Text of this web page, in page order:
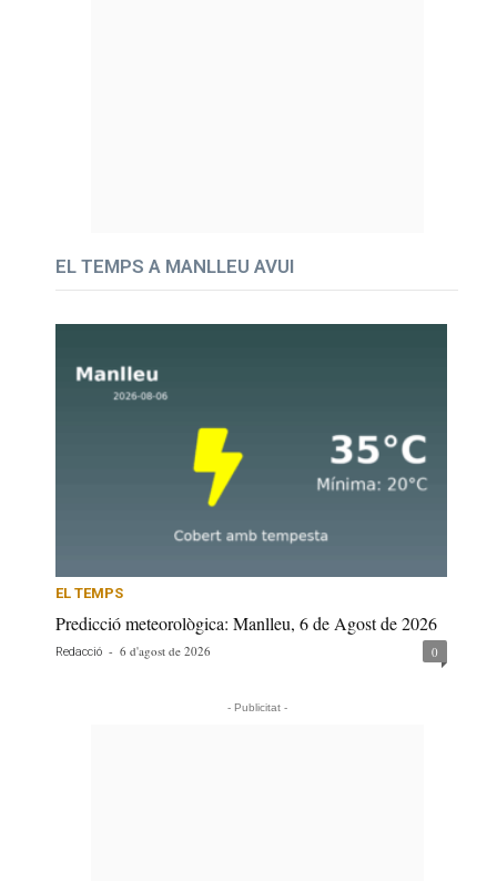
EL TEMPS A MANLLEU AVUI
EL TEMPS
Predicció meteorològica: Manlleu, 6 de Agost de 2026
Redacció - 6 d'agost de 2026 0
- Publicitat -